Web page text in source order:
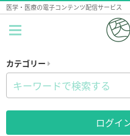
医学・医療の電子コンテンツ配信サービス
カテゴリー
ログイ